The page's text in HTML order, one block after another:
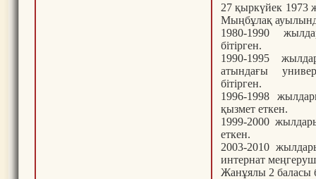
27 қыркүйек 1973
Мыңбұлақ
1980-1990
бітірген.
1990-1995
атындағы
бітірген.
1996-1998
қызмет еткен.
1999-2000
еткен.
2003-2010
интернат
Жанұялы 2 баласы